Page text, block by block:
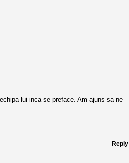
lui inca se preface. Am ajuns sa ne
Reply